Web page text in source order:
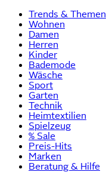
Trends & Themen
Wohnen
Damen
Herren
Kinder
Bademode
Wäsche
Sport
Garten
Technik
Heimtextilien
Spielzeug
% Sale
Preis-Hits
Marken
Beratung & Hilfe